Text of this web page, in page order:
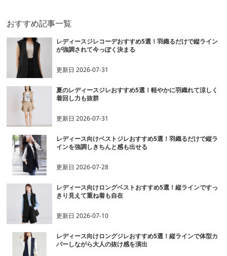
おすすめ記事一覧
レディースジレコーデおすすめ5選！羽織るだけで縦ライン
が強調されて今っぽく決まる
更新日2026-07-31
夏のレディースジレおすすめ5選！軽やかに羽織れて涼しく
着回し力も抜群
更新日2026-07-31
レディース向けベストジレおすすめ5選！羽織るだけで縦ラ
インを強調しきちんと感も出せる
更新日2026-07-28
レディース向けロングベストおすすめ5選！縦ラインですっ
きり見えて重ね着も自在
更新日2026-07-10
レディース向けロングジレおすすめ5選！縦ラインで体型カ
バーしながら大人の抜け感を演出